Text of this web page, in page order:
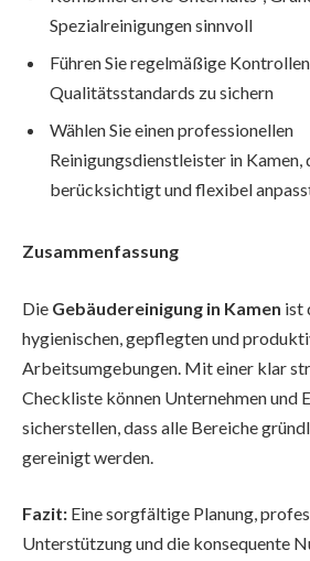
Spezialreinigungen sinnvoll
Führen Sie regelmäßige
Qualitätsstandards zu sichern
Wählen Sie einen professionellen
Reinigungsdienstleister in
berücksichtigt und flexibel
Zusammenfassung
Die Gebäudereinigung in Kamen ist
hygienischen, gepflegten und
Arbeitsumgebungen. Mit einer klar
Checkliste können Unternehmen und
sicherstellen, dass alle Bereiche
gereinigt werden.
Fazit: Eine sorgfältige Planung,
Unterstützung und die konsequente